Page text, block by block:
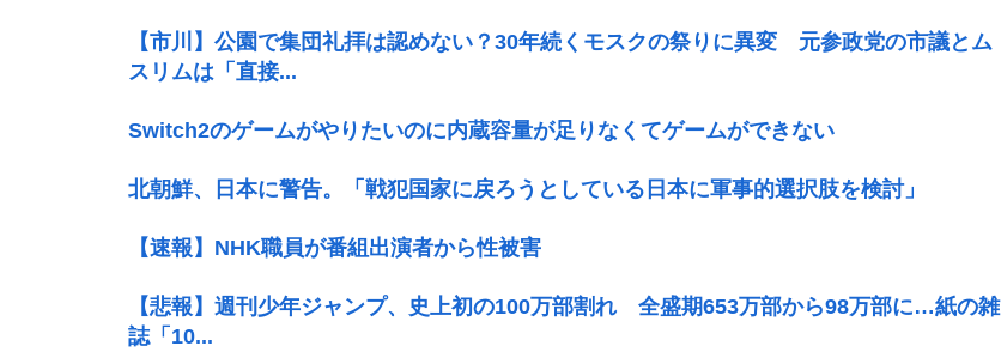
【市川】公園で集団礼拝は認めない？30年続くモスクの祭りに異変 元参政党の市議とム
スリムは「直接...
Switch2のゲームがやりたいのに内蔵容量が足りなくてゲームができない
北朝鮮、日本に警告。「戦犯国家に戻ろうとしている日本に軍事的選択肢を検討」
【速報】NHK職員が番組出演者から性被害
【悲報】週刊少年ジャンプ、史上初の100万部割れ 全盛期653万部から98万部に…紙の雑
誌「10...